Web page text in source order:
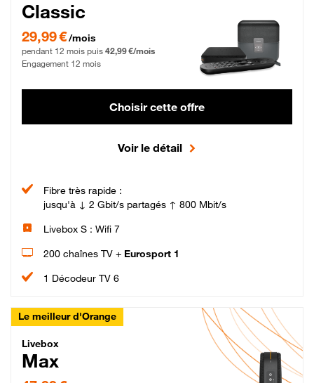
Classic
29,99 € par mois pendant 12 mois puis 42,99 € par mois, Engagement 12 mois
29,99 €/mois
pendant 12 mois puis 42,99 €/mois
Engagement 12 mois
Choisir cette offre
Voir le détail
Fibre très rapide :
jusqu'à ↓ 2 Gbit/s partagés ↑ 800 Mbit/s
Livebox S : Wifi 7
200 chaînes TV + Eurosport 1
1 Décodeur TV 6
Le meilleur d'Orange
Livebox Max Fibre
Livebox
Max
47,99 € par mois pendant 12 mois puis 57,99 € par mois, Engagement 12 mois